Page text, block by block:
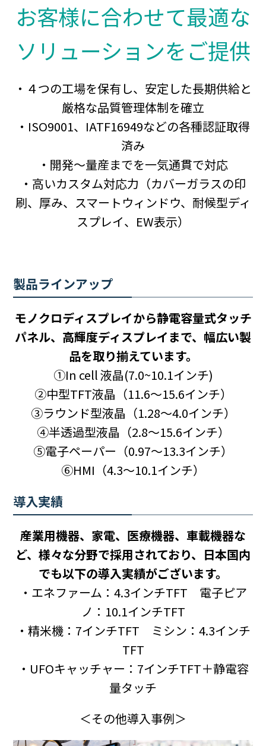
お客様に合わせて最適な
ソリューションをご提供
・４つの工場を保有し、安定した長期供給と
厳格な品質管理体制を確立
・ISO9001、IATF16949などの各種認証取得
済み
・開発～量産までを一気通貫で対応
・高いカスタム対応力（カバーガラスの印
刷、厚み、スマートウィンドウ、耐候型ディ
スプレイ、EW表示）
製品ラインアップ
モノクロディスプレイから静電容量式タッチ
パネル、高輝度ディスプレイまで、幅広い製
品を取り揃えています。
①In cell 液晶(7.0~10.1インチ)
②中型TFT液晶（11.6～15.6インチ）
③ラウンド型液晶（1.28～4.0インチ）
④半透過型液晶（2.8～15.6インチ）
⑤電子ペーパー（0.97～13.3インチ）
⑥HMI（4.3～10.1インチ）
導入実績
産業用機器、家電、医療機器、車載機器な
ど、様々な分野で採用されており、日本国内
でも以下の導入実績がございます。
・エネファーム：4.3インチTFT 電子ピア
ノ：10.1インチTFT
・精米機：7インチTFT ミシン：4.3インチ
TFT
・UFOキャッチャー：7インチTFT＋静電容
量タッチ
＜その他導入事例＞